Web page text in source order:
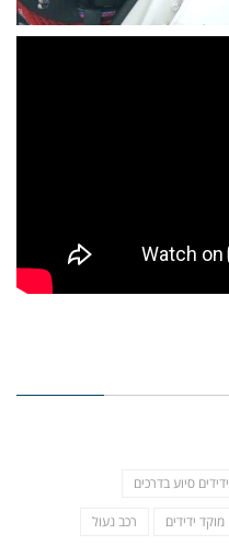
ידידים סיוע בדרכים
מוקד ידידים רכב נעול